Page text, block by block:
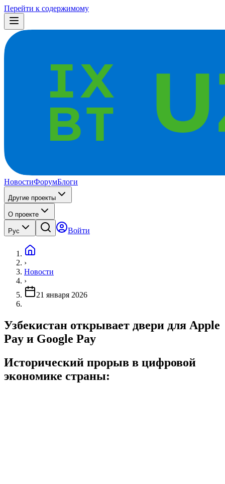
Перейти к содержимому
НовостиФорумБлоги
Другие проекты
О проекте
Рус Войти
›
Новости
›
21 января 2026
Узбекистан открывает двери для Apple
Pay и Google Pay
Исторический прорыв в цифровой
экономике страны: